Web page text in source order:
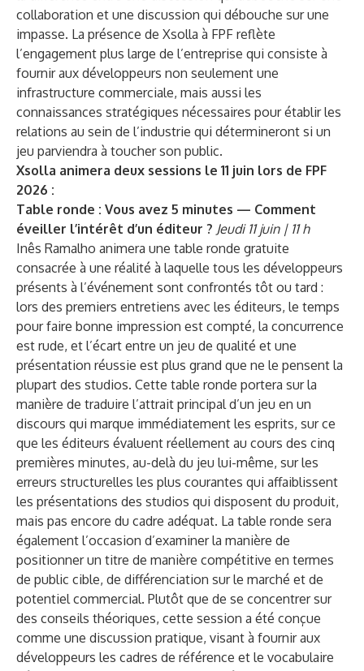
collaboration et une discussion qui débouche sur une
impasse. La présence de Xsolla à FPF reflète
l’engagement plus large de l’entreprise qui consiste à
fournir aux développeurs non seulement une
infrastructure commerciale, mais aussi les
connaissances stratégiques nécessaires pour établir les
relations au sein de l’industrie qui détermineront si un
jeu parviendra à toucher son public.
Xsolla animera deux sessions le 11 juin lors de FPF
2026 :
Table ronde : Vous avez 5 minutes — Comment
éveiller l’intérêt d’un éditeur ? Jeudi 11 juin | 11 h
Inês Ramalho animera une table ronde gratuite
consacrée à une réalité à laquelle tous les développeurs
présents à l’événement sont confrontés tôt ou tard :
lors des premiers entretiens avec les éditeurs, le temps
pour faire bonne impression est compté, la concurrence
est rude, et l’écart entre un jeu de qualité et une
présentation réussie est plus grand que ne le pensent la
plupart des studios. Cette table ronde portera sur la
manière de traduire l’attrait principal d’un jeu en un
discours qui marque immédiatement les esprits, sur ce
que les éditeurs évaluent réellement au cours des cinq
premières minutes, au-delà du jeu lui-même, sur les
erreurs structurelles les plus courantes qui affaiblissent
les présentations des studios qui disposent du produit,
mais pas encore du cadre adéquat. La table ronde sera
également l’occasion d’examiner la manière de
positionner un titre de manière compétitive en termes
de public cible, de différenciation sur le marché et de
potentiel commercial. Plutôt que de se concentrer sur
des conseils théoriques, cette session a été conçue
comme une discussion pratique, visant à fournir aux
développeurs les cadres de référence et le vocabulaire